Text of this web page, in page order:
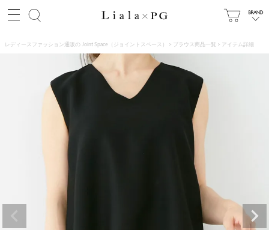
レディースファッション通販の Joint Space（ジョイントスペース） ブラウス商品一覧 アイテム詳細